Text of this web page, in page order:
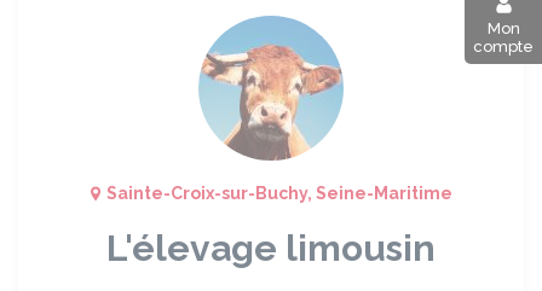
Mon
compte
Sainte-Croix-sur-Buchy, Seine-Maritime
L'élevage limousin